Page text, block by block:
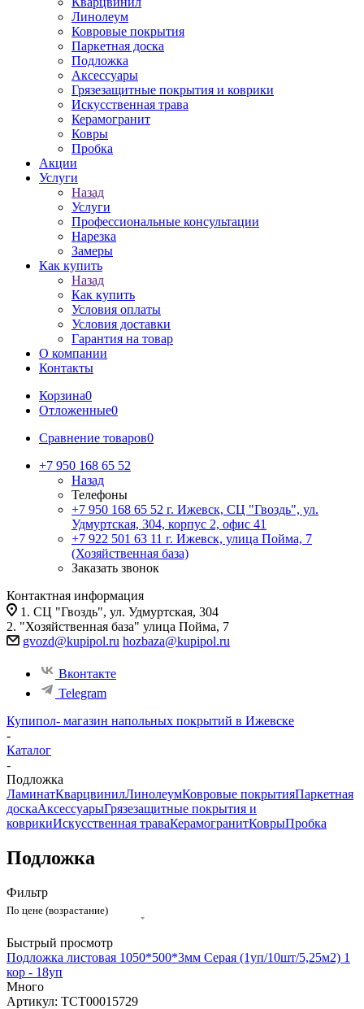
Линолеум
Ковровые покрытия
Паркетная доска
Подложка
Аксессуары
Грязезащитные покрытия и коврики
Искусственная трава
Керамогранит
Ковры
Пробка
Акции
Услуги
Назад
Услуги
Профессиональные консультации
Нарезка
Замеры
Как купить
Назад
Как купить
Условия оплаты
Условия доставки
Гарантия на товар
О компании
Контакты
Корзина0
Отложенные0
Сравнение товаров0
+7 950 168 65 52
Назад
Телефоны
+7 950 168 65 52 г. Ижевск, СЦ "Гвоздь", ул.
Удмуртская, 304, корпус 2, офис 41
+7 922 501 63 11 г. Ижевск, улица Пойма, 7
(Хозяйственная база)
Заказать звонок
Контактная информация
1. СЦ "Гвоздь", ул. Удмуртская, 304
2. "Хозяйственная база" улица Пойма, 7
gvozd@kupipol.ru hozbaza@kupipol.ru
Вконтакте
Telegram
Купипол- магазин напольных покрытий в Ижевске
-
Каталог
-
Подложка
ЛаминатКварцвинилЛинолеумКовровые покрытияПаркетная
доскаАксессуарыГрязезащитные покрытия и
коврикиИскусственная траваКерамогранитКоврыПробка
Подложка
Фильтр
По цене (возрастание)
Быстрый просмотр
Подложка листовая 1050*500*3мм Серая (1уп/10шт/5,25м2) 1
кор - 18уп
Много
Артикул: ТСТ00015729